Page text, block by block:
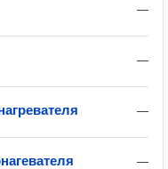
—
—
—
—